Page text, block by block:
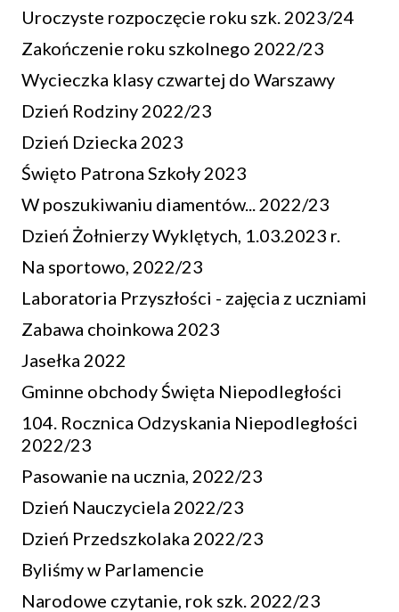
Uroczyste rozpoczęcie roku szk. 2023/24
Zakończenie roku szkolnego 2022/23
Wycieczka klasy czwartej do Warszawy
Dzień Rodziny 2022/23
Dzień Dziecka 2023
Święto Patrona Szkoły 2023
W poszukiwaniu diamentów... 2022/23
Dzień Żołnierzy Wyklętych, 1.03.2023 r.
Na sportowo, 2022/23
Laboratoria Przyszłości - zajęcia z uczniami
Zabawa choinkowa 2023
Jasełka 2022
Gminne obchody Święta Niepodległości
104. Rocznica Odzyskania Niepodległości
2022/23
Pasowanie na ucznia, 2022/23
Dzień Nauczyciela 2022/23
Dzień Przedszkolaka 2022/23
Byliśmy w Parlamencie
Narodowe czytanie, rok szk. 2022/23